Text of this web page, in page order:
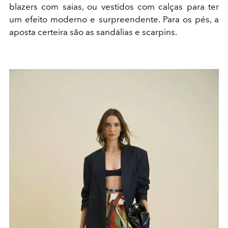
blazers com saias, ou vestidos com calças para ter
um efeito moderno e surpreendente. Para os pés, a
aposta certeira são as sandálias e scarpins.